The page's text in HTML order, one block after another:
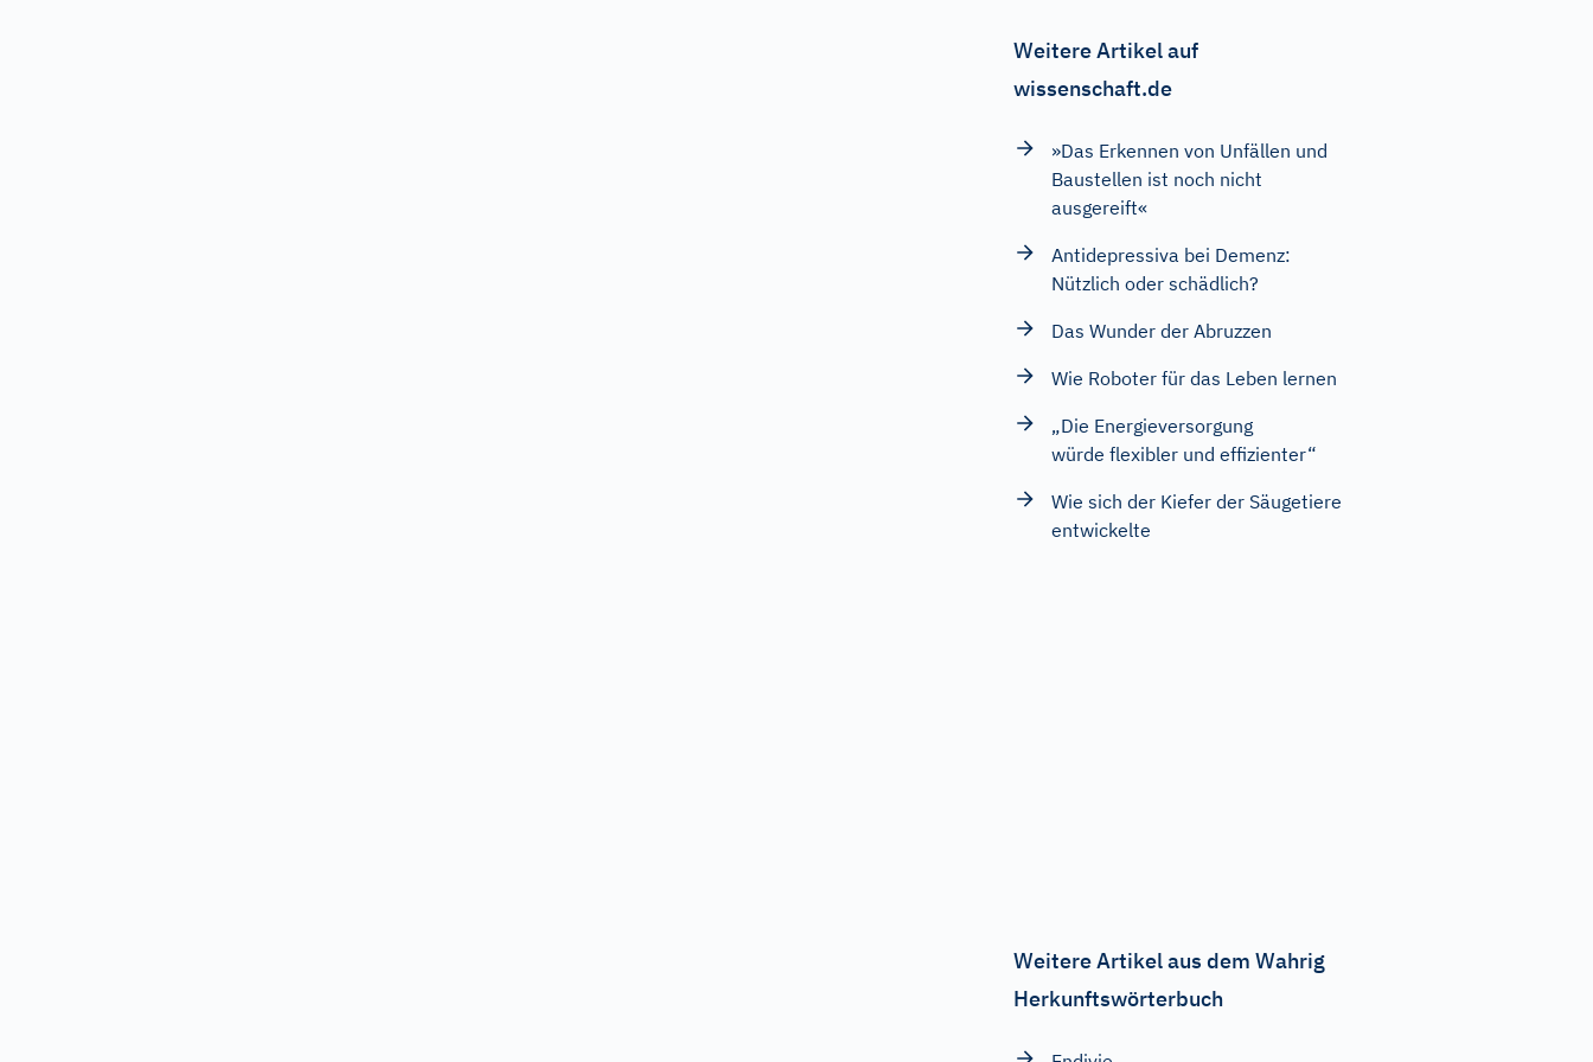
Weitere Artikel auf
wissenschaft.de
»Das Erkennen von Unfällen und
Baustellen ist noch nicht
ausgereift«
Antidepressiva bei Demenz:
Nützlich oder schädlich?
Das Wunder der Abruzzen
Wie Roboter für das Leben lernen
„Die Energieversorgung
würde flexibler und effizienter“
Wie sich der Kiefer der Säugetiere
entwickelte
Weitere Artikel aus dem Wahrig
Herkunftswörterbuch